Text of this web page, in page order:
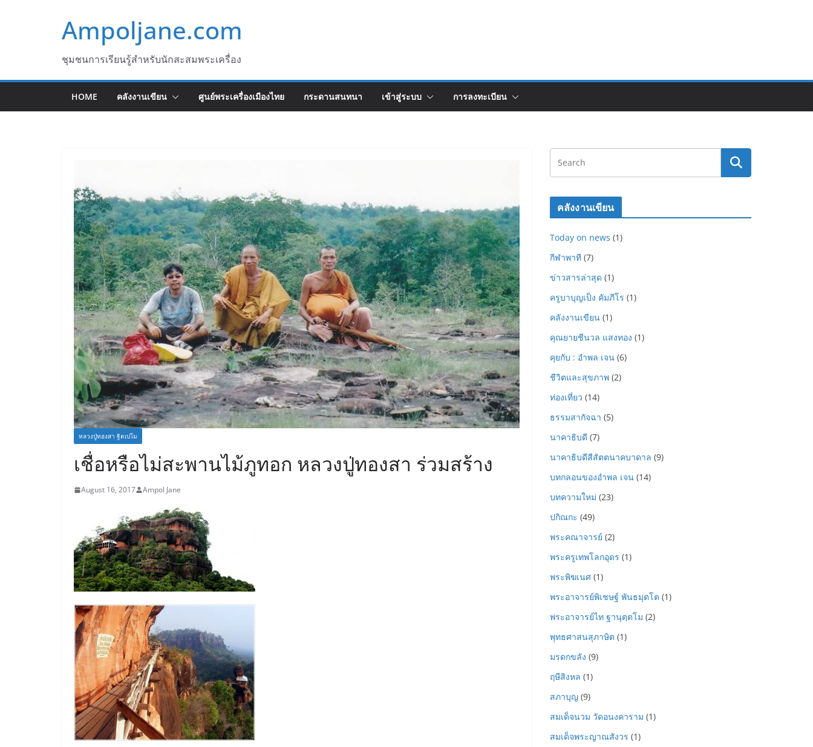
Ampoljane.com
ชุมชนการเรียนรู้สำหรับนักสะสมพระเครื่อง
HOME คลังงานเขียน ศูนย์พระเครื่องเมืองไทย กระดานสนทนา เข้าสู่ระบบ การลงทะเบียน
หลวงปู่ทองสา ฐิตเปโม
เชื่อหรือไม่สะพานไม้ภูทอก หลวงปู่ทองสา ร่วมสร้าง
August 16, 2017 Ampol Jane
คลังงานเขียน
Today on news (1)
กีฬาพาที (7)
ข่าวสารล่าสุด (1)
ครูบาบุญเป็ง คัมภีโร (1)
คลังงานเขียน (1)
คุณยายชีนวล แสงทอง (1)
คุยกับ : อำพล เจน (6)
ชีวิตและสุขภาพ (2)
ท่องเที่ยว (14)
ธรรมสากัจฉา (5)
นาคาธิบดี (7)
นาคาธิบดีสีสัตตนาคบาดาล (9)
บทกลอนของอำพล เจน (14)
บทความใหม่ (23)
ปกิณกะ (49)
พระคณาจารย์ (2)
พระครูเทพโลกอุดร (1)
พระพิฆเนศ (1)
พระอาจารย์พิเชษฐ์ พันธมุตโต (1)
พระอาจารย์ไท ฐานุตฺตโม (2)
พุทธศาสนสุภาษิต (1)
มรดกขลัง (9)
ฤษีสิงหล (1)
สภาบุญ (9)
สมเด็จนวม วัดอนงคาราม (1)
สมเด็จพระญาณสังวร (1)